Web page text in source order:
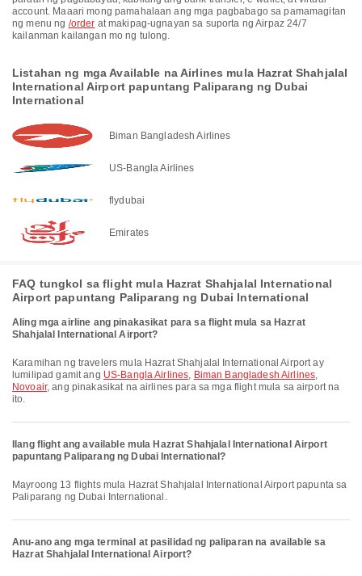
account. Maaari mong pamahalaan ang mga pagbabago sa pamamagitan
ng menu ng /order at makipag-ugnayan sa suporta ng Airpaz 24/7
kailanman kailangan mo ng tulong.
Listahan ng mga Available na Airlines mula Hazrat Shahjalal
International Airport papuntang Paliparang ng Dubai
International
Biman Bangladesh Airlines
US-Bangla Airlines
flydubai
Emirates
FAQ tungkol sa flight mula Hazrat Shahjalal International
Airport papuntang Paliparang ng Dubai International
Aling mga airline ang pinakasikat para sa flight mula sa Hazrat
Shahjalal International Airport?
Karamihan ng travelers mula Hazrat Shahjalal International Airport ay
lumilipad gamit ang US-Bangla Airlines, Biman Bangladesh Airlines,
Novoair, ang pinakasikat na airlines para sa mga flight mula sa airport na
ito.
Ilang flight ang available mula Hazrat Shahjalal International Airport
papuntang Paliparang ng Dubai International?
Mayroong 13 flights mula Hazrat Shahjalal International Airport papunta sa
Paliparang ng Dubai International.
Anu-ano ang mga terminal at pasilidad ng paliparan na available sa
Hazrat Shahjalal International Airport?